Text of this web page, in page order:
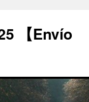
【Envío